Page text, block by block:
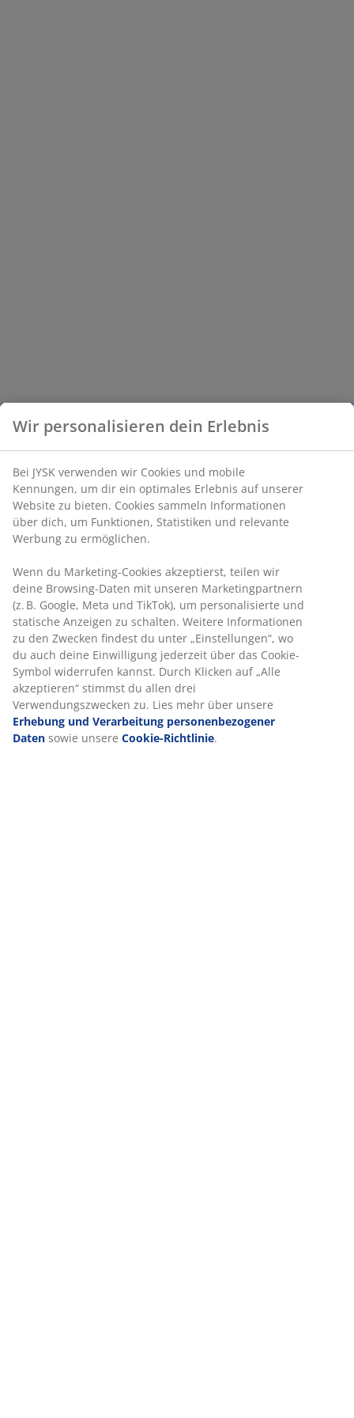
Wir personalisieren dein Erlebnis
Bei JYSK verwenden wir Cookies und mobile
Kennungen, um dir ein optimales Erlebnis auf unserer
Website zu bieten. Cookies sammeln Informationen
über dich, um Funktionen, Statistiken und relevante
Werbung zu ermöglichen.
Wenn du Marketing-Cookies akzeptierst, teilen wir
deine Browsing-Daten mit unseren Marketingpartnern
(z. B. Google, Meta und TikTok), um personalisierte und
statische Anzeigen zu schalten. Weitere Informationen
zu den Zwecken findest du unter „Einstellungen“, wo
du auch deine Einwilligung jederzeit über das Cookie-
Symbol widerrufen kannst. Durch Klicken auf „Alle
akzeptieren“ stimmst du allen drei
Verwendungszwecken zu. Lies mehr über unsere
Erhebung und Verarbeitung personenbezogener
Daten sowie unsere Cookie-Richtlinie.